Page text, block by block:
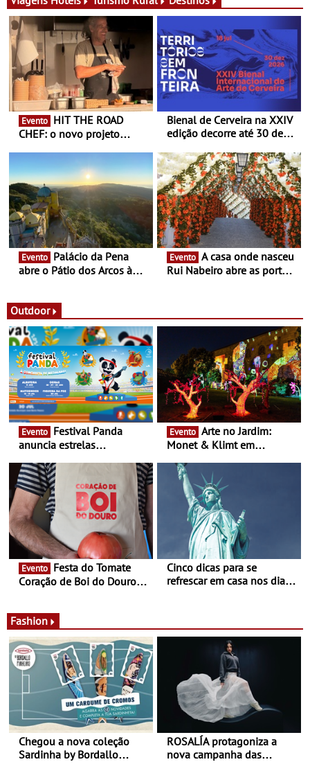
Evento
CHEF: o novo projeto
Queiroz Ribeiro - Um novo
conceito gastronómico
itinerante que percorre
Portugal
Bienal de Cerveira na XXIV
edição decorre até 30 de
enquanto “Territórios sem
Fronteira”
Evento
abre o Pátio dos Arcos à
Evento
Rui Nabeiro abre as portas
16 de agosto
Outdoor
Evento
anuncia estrelas
- Entre Junho e Julho pelo
país
Evento
Monet & Klimt em
ao final de Setembro -
Experiência luminosa no
jardim do Museu de
Alberto Sampaio
Evento
Coração de Boi do Douro -
Cinco dicas para se
refrescar em casa nos dias
Fashion
Chegou a nova coleção
Sardinha by Bordallo
ROSALÍA protagoniza a
nova campanha das